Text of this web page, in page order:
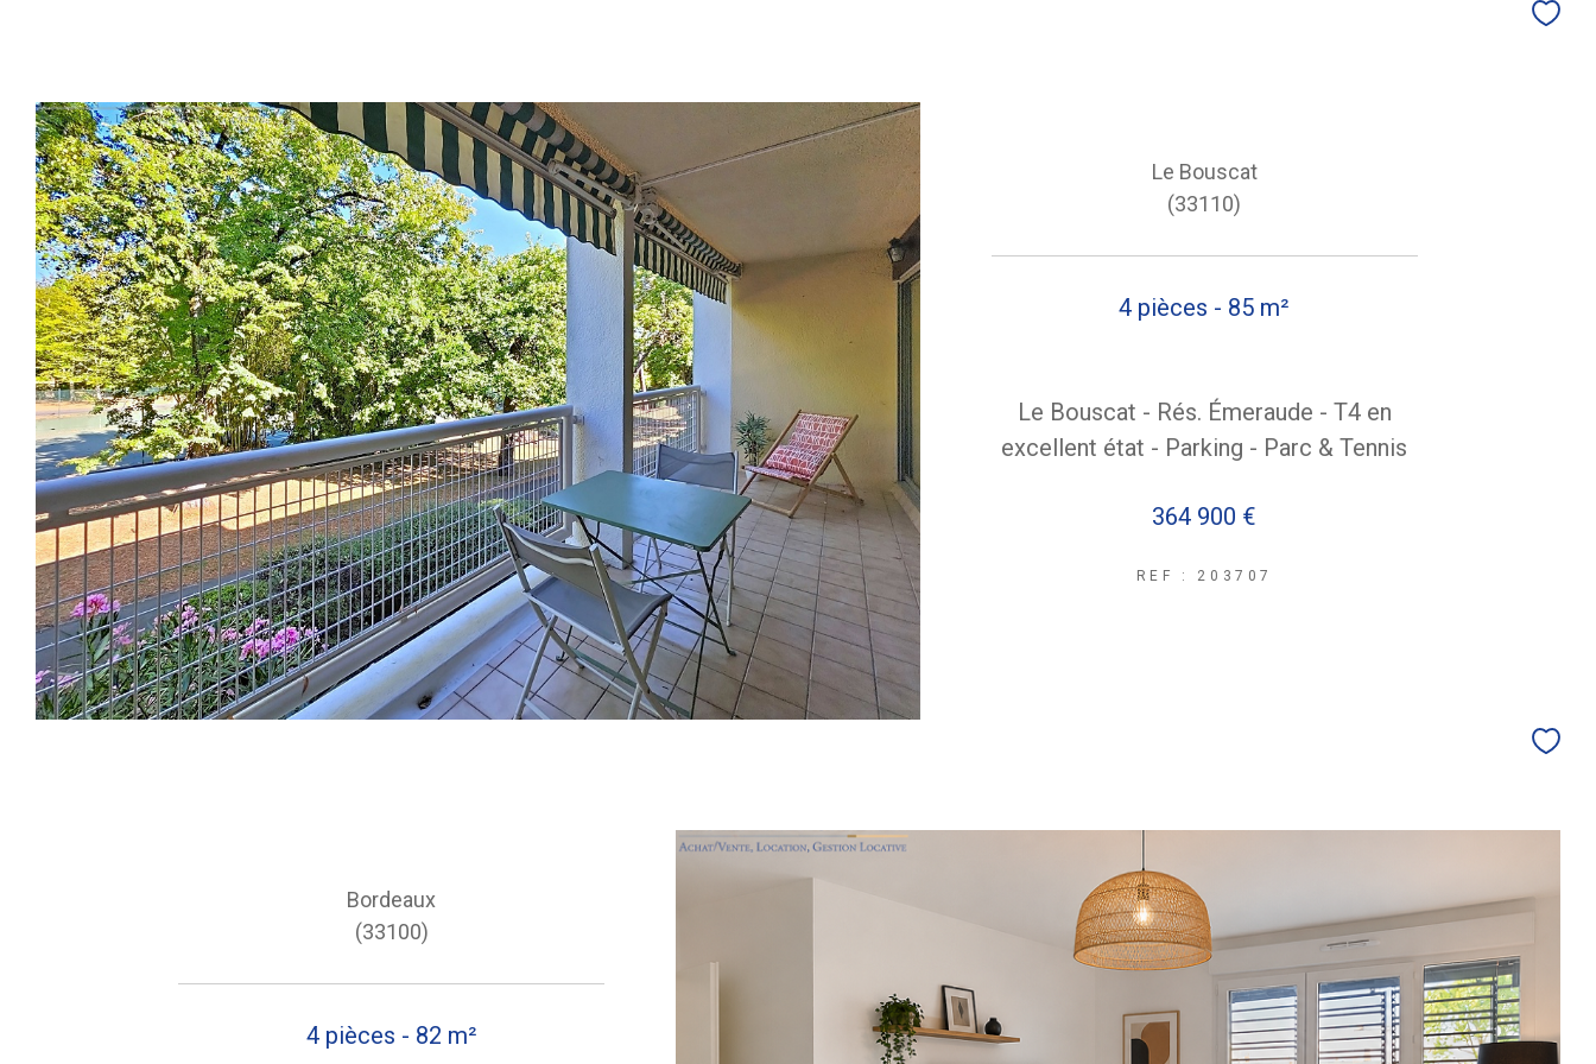
Le Bouscat
(33110)
4 pièces - 85 m²
Le Bouscat - Rés. Émeraude - T4 en
excellent état - Parking - Parc & Tennis
364 900 €
REF : 203707
Bordeaux
(33100)
4 pièces - 82 m²